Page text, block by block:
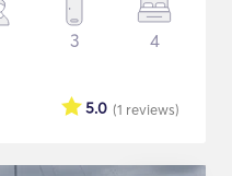
3 4
(1 reviews)
5.0